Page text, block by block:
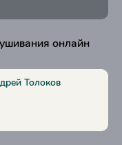
онлайн
Толоков